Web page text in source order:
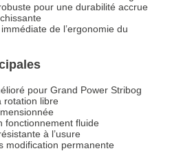
pour une durabilité accrue
de l’ergonomie du
pour Grand Power Stribog
rotation libre
fonctionnement fluide
à l’usure
modification permanente